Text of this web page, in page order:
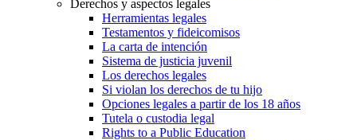
Derechos y aspectos legales
Herramientas legales
Testamentos y fideicomisos
La carta de intención
Sistema de justicia juvenil
Los derechos legales
Si violan los derechos de tu hijo
Opciones legales a partir de los 18 años
Tutela o custodia legal
Rights to a Public Education